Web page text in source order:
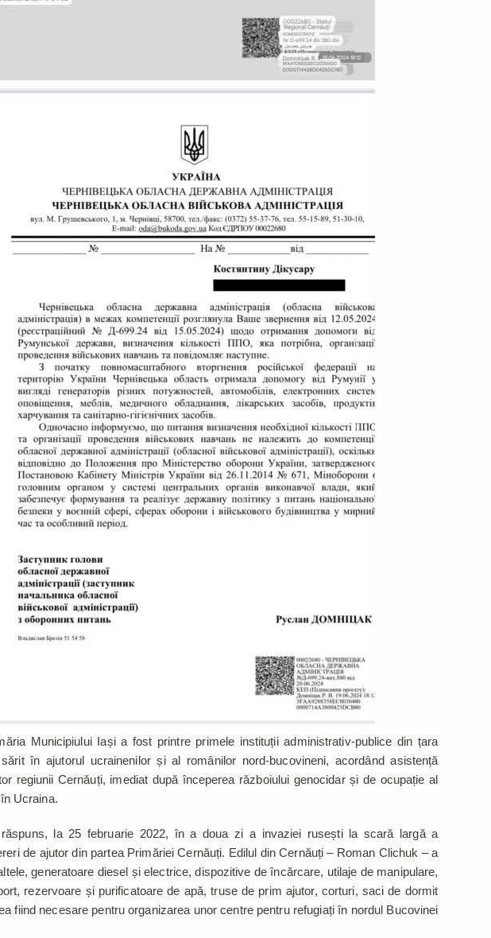
Municipiului Iași a fost printre primele instituții administrativ-publice din țara
în ajutorul ucrainenilor și al românilor nord-bucovineni, acordând asistență
regiunii Cernăuți, imediat după începerea războiului genocidar și de ocupație al
Ucraina.
la 25 februarie 2022, în a doua zi a invaziei rusești la scară largă a
de ajutor din partea Primăriei Cernăuți. Edilul din Cernăuți – Roman Clichuk – a
generatoare diesel și electrice, dispozitive de încărcare, utilaje de manipulare,
rezervoare și purificatoare de apă, truse de prim ajutor, corturi, saci de dormit
fiind necesare pentru organizarea unor centre pentru refugiați în nordul Bucovinei